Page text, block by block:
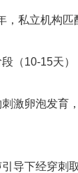
，私立机构匹
（10-15天）
激卵泡发育
导下经穿刺